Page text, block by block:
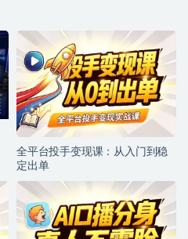
全平台投手变现课：从入门到稳
定出单